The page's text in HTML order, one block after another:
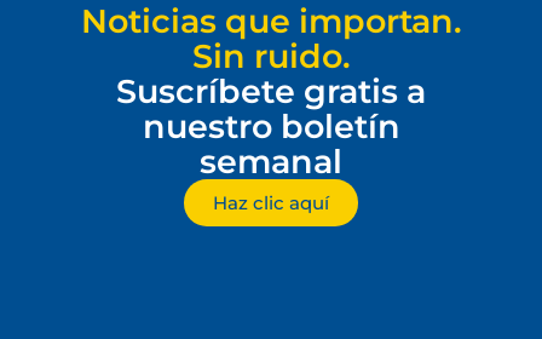
Noticias que importan.
Sin ruido.
Suscríbete gratis a
nuestro boletín
semanal
Haz clic aquí